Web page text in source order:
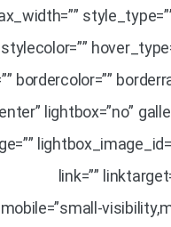
stylecolor=””
bordercolor=””
lightbox=”no”
link=””